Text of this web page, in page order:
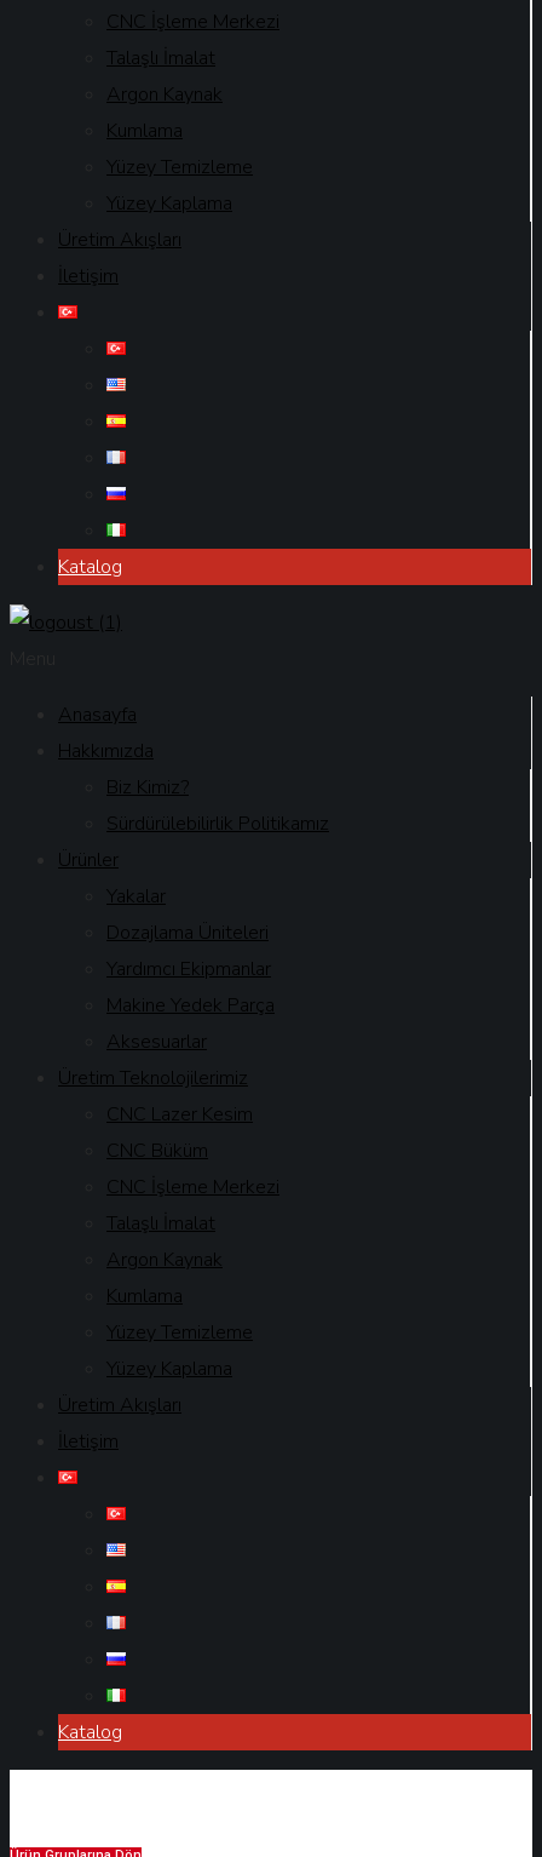
CNC İşleme Merkezi
Talaşlı İmalat
Argon Kaynak
Kumlama
Yüzey Temizleme
Yüzey Kaplama
Üretim Akışları
İletişim
Katalog
Anasayfa
Hakkımızda
Biz Kimiz?
Sürdürülebilirlik Politikamız
Ürünler
Yakalar
Dozajlama Üniteleri
Yardımcı Ekipmanlar
Makine Yedek Parça
Aksesuarlar
Üretim Teknolojilerimiz
CNC Lazer Kesim
CNC Büküm
CNC İşleme Merkezi
Talaşlı İmalat
Argon Kaynak
Kumlama
Yüzey Temizleme
Yüzey Kaplama
Üretim Akışları
İletişim
Katalog